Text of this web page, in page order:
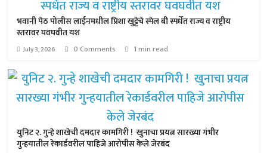
भवानी पेठ पोलीस लाईनमधील प्रिशा खुट्टेचे स्पेल बी स्पर्धेत राज्य व राष्ट्रीय
स्तरावर घवघवीत यश
July 3, 2026 0 Comments 1 min read
युनिट २. गुन्हे शाखेची दमदार कामगिरी ! खुनाचा प्रयत्न सारख्या गंभीर
गुन्हयातील रेकार्डवरील पाहिजे आरोपीस केले जेरबंद